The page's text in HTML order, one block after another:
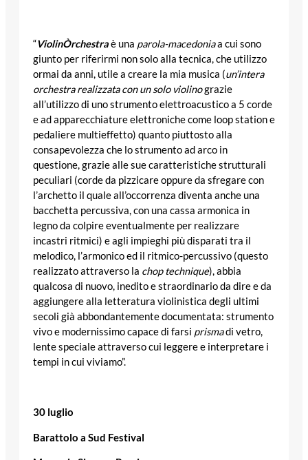
“ViolinÒrchestraè una parola-macedoniaa cui sono
giunto per riferirmi non solo alla tecnica, che utilizzo
ormai da anni, utile a creare la mia musica (un’intera
orchestra realizzata con un solo violinograzie
all’utilizzo di uno strumento elettroacustico a 5 corde
e ad apparecchiature elettroniche come loop station e
pedaliere multieffetto) quanto piuttosto alla
consapevolezza che lo strumento ad arco in
questione, grazie alle sue caratteristiche strutturali
peculiari (corde da pizzicare oppure da sfregare con
l’archetto il quale all’occorrenza diventa anche una
bacchetta percussiva, con una cassa armonica in
legno da colpire eventualmente per realizzare
incastri ritmici) e agli impieghi più disparati tra il
melodico, l’armonico ed il ritmico-percussivo (questo
realizzato attraverso la chop technique), abbia
qualcosa di nuovo, inedito e straordinario da dire e da
aggiungere alla letteratura violinistica degli ultimi
secoli già abbondantemente documentata: strumento
vivo e modernissimo capace di farsi prismadi vetro,
lente speciale attraverso cui leggere e interpretare i
tempi in cui viviamo”.
30 luglio
Barattolo a Sud Festival